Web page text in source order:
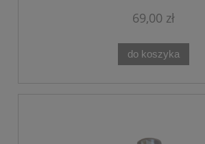
69,00 zł
do koszyka